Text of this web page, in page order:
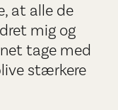
at alle de
mig og
tage med
stærkere